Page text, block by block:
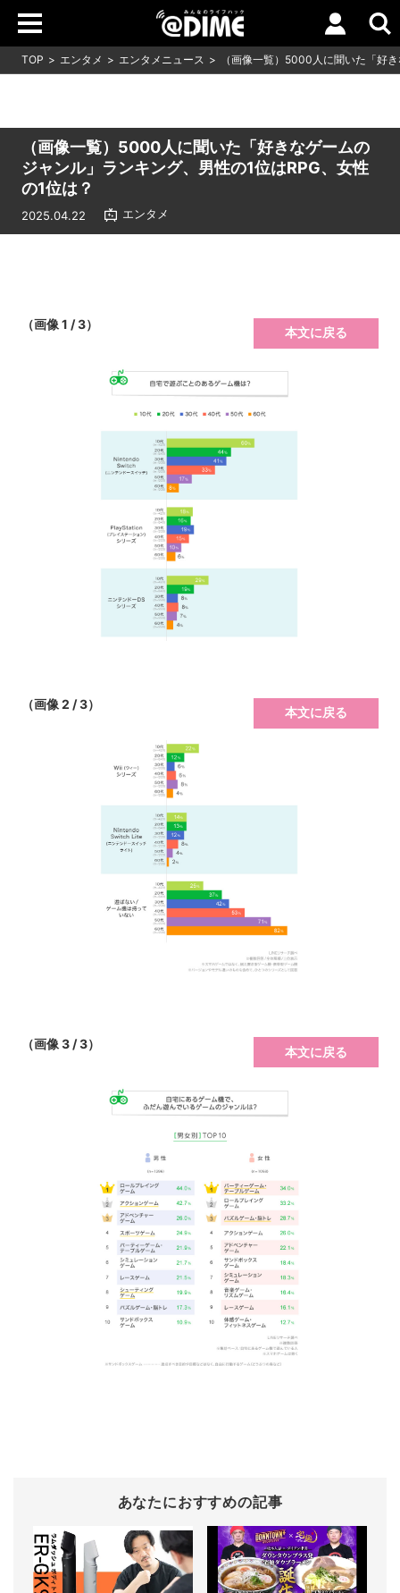
TOP エンタメ エンタメニュース （画像一覧）5000人に聞いた「好
（画像一覧）5000人に聞いた「好きなゲームの
ジャンル」ランキング、男性の1位はRPG、女性
の1位は？
2025.04.22 エンタメ
（画像 1 / 3）
本文に戻る
（画像 2 / 3）
本文に戻る
（画像 3 / 3）
本文に戻る
あなたにおすすめの記事